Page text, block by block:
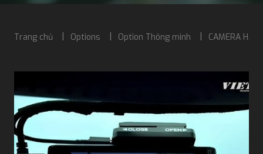
Trang chủ Options Option Thông minh CAMERA